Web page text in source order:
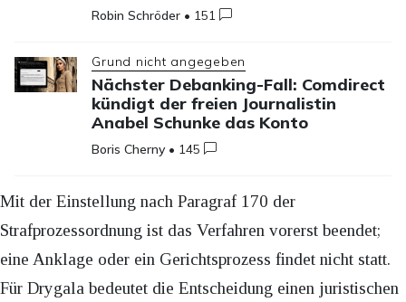
Robin Schröder • 151
Grund nicht angegeben
Nächster Debanking-Fall: Comdirect
kündigt der freien Journalistin
Anabel Schunke das Konto
Boris Cherny • 145
Mit der Einstellung nach Paragraf 170 der
Strafprozessordnung ist das Verfahren vorerst beendet;
eine Anklage oder ein Gerichtsprozess findet nicht statt.
Für Drygala bedeutet die Entscheidung einen juristischen